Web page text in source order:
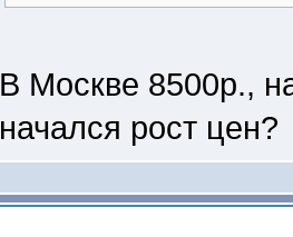
В Москве 8500р.,
начался рост цен?